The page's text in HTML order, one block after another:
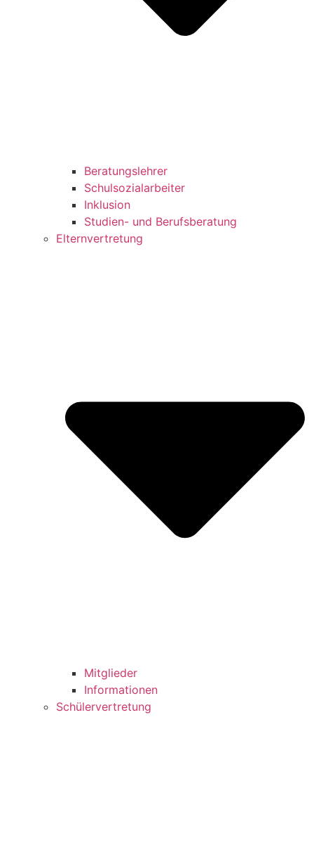
Beratungslehrer
Schulsozialarbeiter
Inklusion
Studien- und Berufsberatung
Elternvertretung
Mitglieder
Informationen
Schülervertretung